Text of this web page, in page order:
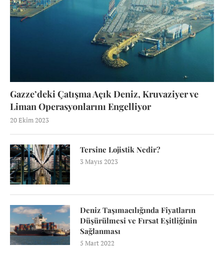
Gazze’deki Çatışma Açık Deniz, Kruvaziyer ve
Liman Operasyonlarını Engelliyor
20 Ekim 2023
Tersine Lojistik Nedir?
3 Mayıs 2023
Deniz Taşımacılığında Fiyatların
Düşürülmesi ve Fırsat Eşitliğinin
Sağlanması
5 Mart 2022